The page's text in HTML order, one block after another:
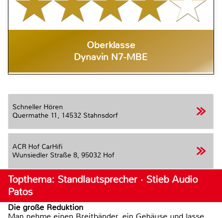
Oberklasse
Dynavin N7-MBE
Schneller Hören
Quermathe 11, 14532 Stahnsdorf
ACR Hof CarHifi
Wunsiedler Straße 8, 95032 Hof
Topthema: Standlautsprecher · Stieb Audio
Patos
Die große Reduktion